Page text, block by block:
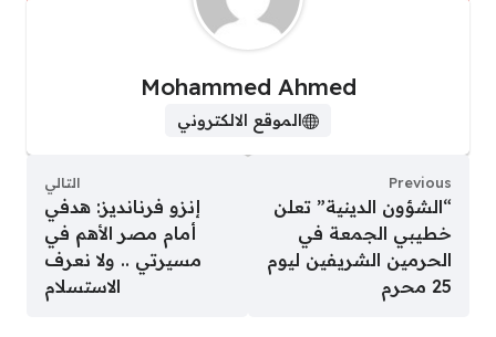
Mohammed Ahmed
الموقع الالكتروني
Previous
“الشؤون الدينية” تعلن
خطيبي الجمعة في
الحرمين الشريفين ليوم
25 محرم
التالي
إنزو فرنانديز: هدفي
أمام مصر الأهم في
مسيرتي .. ولا نعرف
الاستسلام